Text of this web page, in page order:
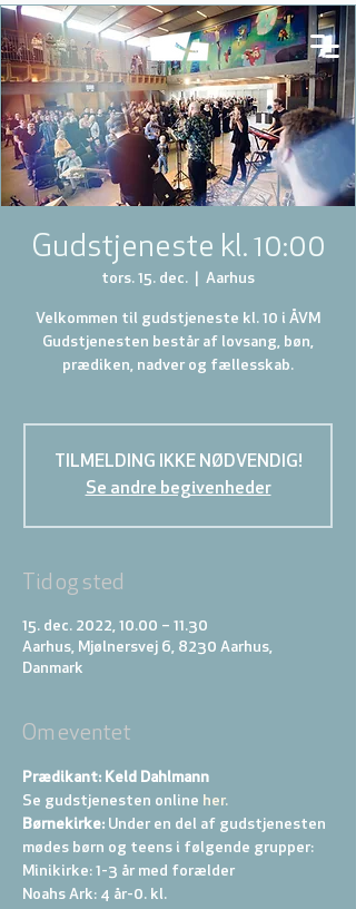
Gudstjeneste kl. 10:00
tors. 15. dec. Aarhus
Velkommen til gudstjeneste kl. 10 i ÅVM
Gudstjenesten består af lovsang, bøn,
prædiken, nadver og fællesskab.
TILMELDING IKKE NØDVENDIG!
Se andre begivenheder
Tid og sted
15. dec. 2022, 10.00 – 11.30
Aarhus, Mjølnersvej 6, 8230 Aarhus,
Danmark
Om eventet
Prædikant: Keld Dahlmann
Se gudstjenesten online her.
Børnekirke: Under en del af gudstjenesten
mødes børn og teens i følgende grupper:
Minikirke: 1-3 år med forælder
Noahs Ark: 4 år-0. kl.